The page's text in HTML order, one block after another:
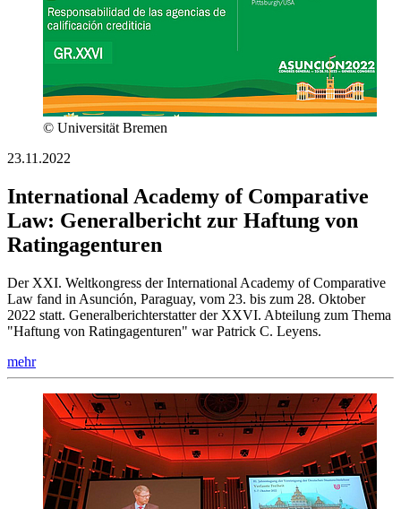
© Universität Bremen
23.11.2022
International Academy of Comparative
Law: Generalbericht zur Haftung von
Ratingagenturen
Der XXI. Weltkongress der International Academy of Comparative
Law fand in Asunción, Paraguay, vom 23. bis zum 28. Oktober
2022 statt. Generalberichterstatter der XXVI. Abteilung zum Thema
"Haftung von Ratingagenturen" war Patrick C. Leyens.
mehr